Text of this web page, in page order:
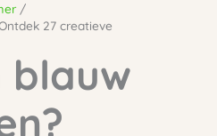
27 creatieve
blauw